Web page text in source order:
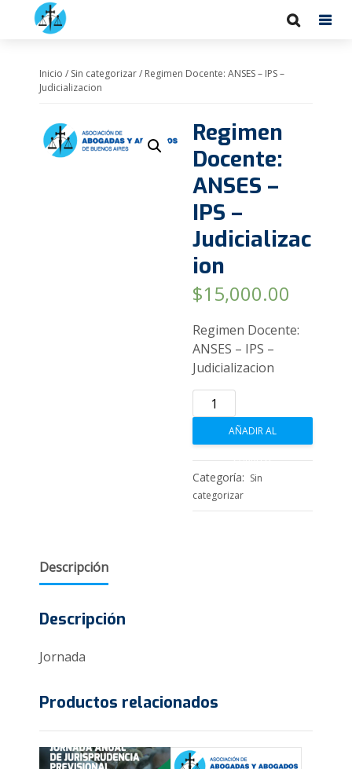
Inicio / Sin categorizar/ Regimen Docente: ANSES – IPS –
Judicializacion
Regimen
Docente:
ANSES –
IPS –
Judicializac
ion
$15,000.00
Regimen Docente:
ANSES – IPS –
Judicializacion
Regimen
Docente:
ANSES
IPS
-
Judicializacion
AÑADIR AL
CARRITO
Categoría: Sin
categorizar
Descripción
Descripción
Jornada
Productos relacionados